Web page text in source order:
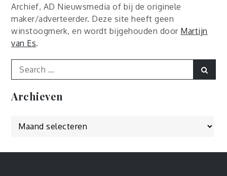
Archief, AD Nieuwsmedia of bij de originele
maker/adverteerder. Deze site heeft geen
winstoogmerk, en wordt bijgehouden door Martijn
van Es.
Search
for:
Archieven